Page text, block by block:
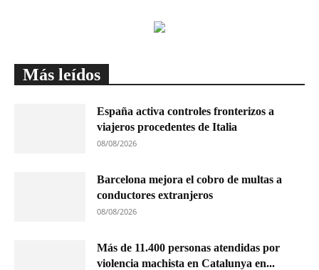
Más leídos
España activa controles fronterizos a
viajeros procedentes de Italia
08/08/2026
Barcelona mejora el cobro de multas a
conductores extranjeros
08/08/2026
Más de 11.400 personas atendidas por
violencia machista en Catalunya en...